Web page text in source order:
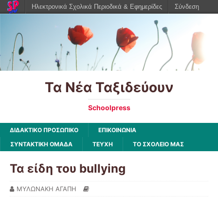
Τα Νέα Ταξιδεύουν
Schoolpress
ΔΙΔΑΚΤΙΚΟ ΠΡΟΣΩΠΙΚΟ
ΕΠΙΚΟΙΝΩΝΙΑ
ΣΥΝΤΑΚΤΙΚΗ ΟΜΑΔΑ
ΤΕΥΧΗ ΤΟ ΣΧΟΛΕΙΟ ΜΑΣ
Τα είδη του bullying
ΜΥΛΩΝΑΚΗ ΑΓΑΠΗ
Ηλεκτρονικά Σχολικά Περιοδικά & Εφημερίδες Σύνδεση